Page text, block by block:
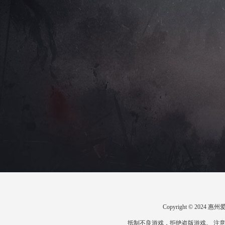
Copyright © 2024 惠州
抵制不良游戏，拒绝盗版游戏。 注